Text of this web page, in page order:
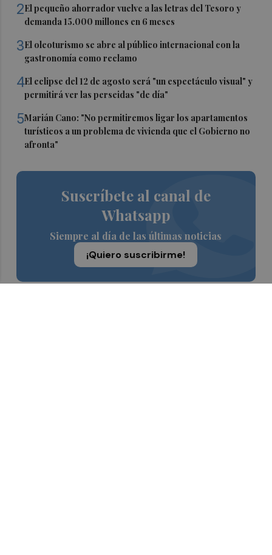
2El pequeño ahorrador vuelve a las letras del Tesoro y
demanda 15.000 millones en 6 meses
3El oleoturismo se abre al público internacional con la
gastronomía como reclamo
4El eclipse del 12 de agosto será "un espectáculo visual" y
permitirá ver las perseidas "de día"
5Marián Cano: "No permitiremos ligar los apartamentos
turísticos a un problema de vivienda que el Gobierno no
afronta"
Suscríbete al canal de
Whatsapp
Siempre al día de las últimas noticias
¡Quiero suscribirme!